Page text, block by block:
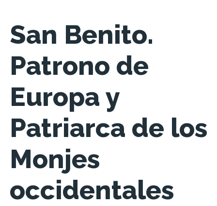
San Benito.
Patrono de
Europa y
Patriarca de los
Monjes
occidentales